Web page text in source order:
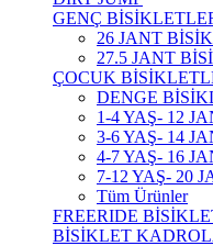
GENÇ
26 JANT
27.5 JANT
ÇOCUK
DENGE
1-4 YAŞ- 12
3-6 YAŞ- 14
4-7 YAŞ- 16
7-12 YAŞ- 20
Tüm Ürünler
FREERIDE
BİSİKLET